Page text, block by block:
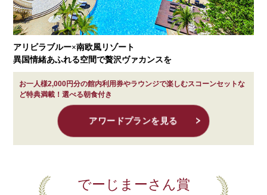
アリビラブルー×南欧風リゾート
異国情緒あふれる空間で贅沢ヴァカンスを
お一人様2,000円分の館内利用券やラウンジで楽しむスコーンセットな
ど特典満載！選べる朝食付き
アワードプランを見る
でーじまーさん賞